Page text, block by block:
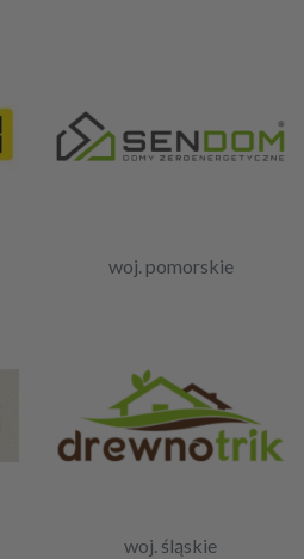
woj. pomorskie
woj. śląskie